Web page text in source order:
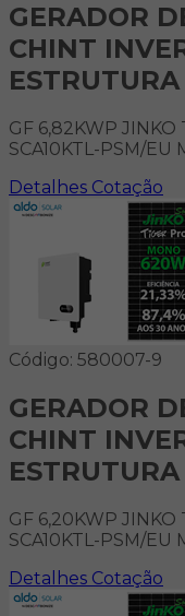
GERADOR
CHINT
ESTRUTURA
GF 6,82KWP JINKO
SCA10KTL-PSM/EU
Detalhes Cotação
Código: 580007-9
GERADOR
CHINT
ESTRUTURA
GF 6,20KWP JINKO
SCA10KTL-PSM/EU
Detalhes Cotação